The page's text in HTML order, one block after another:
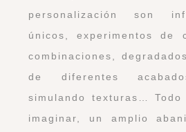
personalización son
únicos, experimentos de
combinaciones,
de diferentes
simulando texturas… Todo
imaginar, un amplio